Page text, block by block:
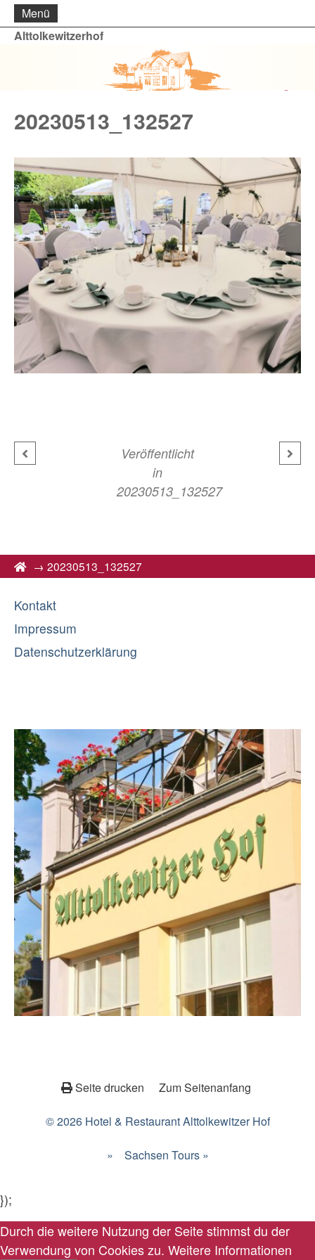
Menü
Alttolkewitzerhof
20230513_132527
Veröffentlicht
in
20230513_132527
→ 20230513_132527
Kontakt
Impressum
Datenschutzerklärung
Seite drucken Zum Seitenanfang
© 2026 Hotel & Restaurant Alttolkewitzer Hof
» Sachsen Tours »
});
Durch die weitere Nutzung der Seite stimmst du der
Verwendung von Cookies zu. Weitere Informationen